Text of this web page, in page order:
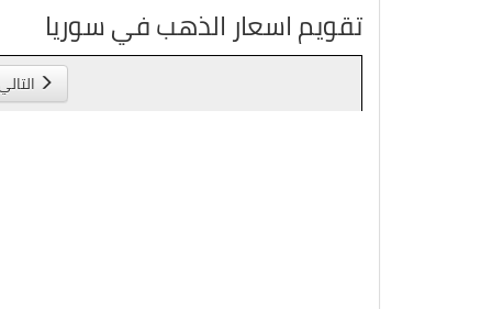
تقويم اسعار الذهب في سوريا